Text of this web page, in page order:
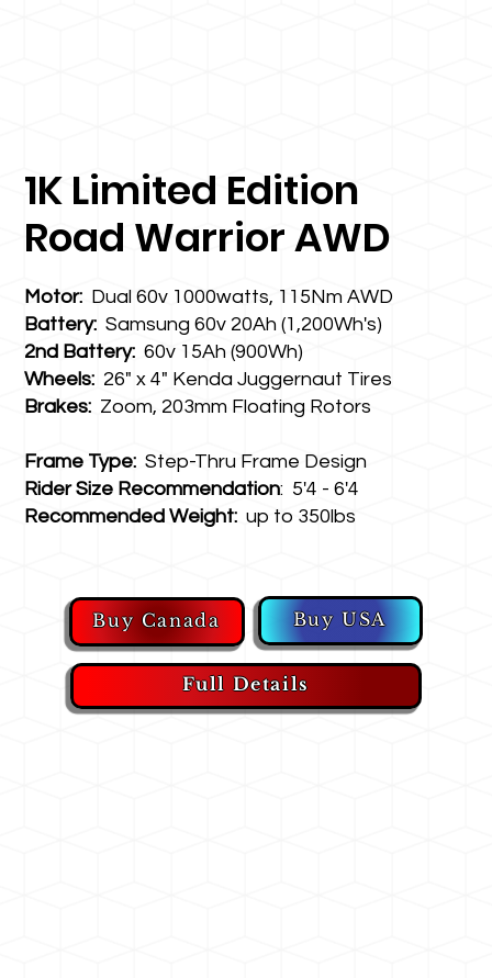
1K Limited Edition
Road Warrior AWD
Motor: Dual 60v 1000watts, 115Nm AWD
Battery: Samsung 60v 20Ah (1,200Wh's)
2nd Battery:60v 15Ah (900Wh)
Wheels: 26" x 4" Kenda Juggernaut Tires
Brakes: Zoom, 203mm Floating Rotors
Frame Type: Step-Thru Frame Design
Rider Size Recommendation: 5'4 - 6'4
Recommended Weight: up to 350lbs
Buy Canada Buy USA
Full Details